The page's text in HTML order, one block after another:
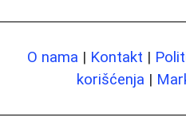
O nama | Kontakt |
korišćenja |